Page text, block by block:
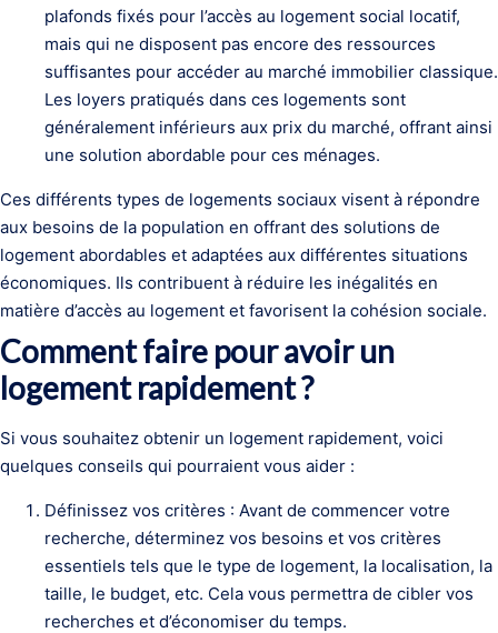
plafonds fixés pour l’accès au logement social locatif,
mais qui ne disposent pas encore des ressources
suffisantes pour accéder au marché immobilier classique.
Les loyers pratiqués dans ces logements sont
généralement inférieurs aux prix du marché, offrant ainsi
une solution abordable pour ces ménages.
Ces différents types de logements sociaux visent à répondre
aux besoins de la population en offrant des solutions de
logement abordables et adaptées aux différentes situations
économiques. Ils contribuent à réduire les inégalités en
matière d’accès au logement et favorisent la cohésion sociale.
Comment faire pour avoir un
logement rapidement ?
Si vous souhaitez obtenir un logement rapidement, voici
quelques conseils qui pourraient vous aider :
Définissez vos critères : Avant de commencer votre
recherche, déterminez vos besoins et vos critères
essentiels tels que le type de logement, la localisation, la
taille, le budget, etc. Cela vous permettra de cibler vos
recherches et d’économiser du temps.